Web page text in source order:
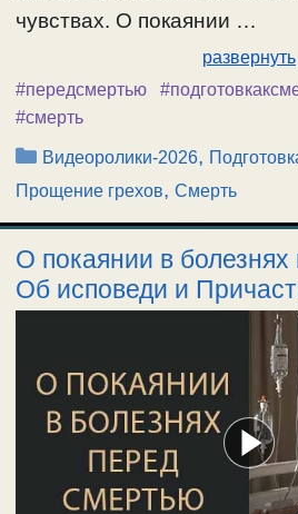
чувствах. О покаянии …
развернуть
#передсмертью
#смерть
Рубрики
Видеоролики-2026,
Прощение грехов, Смерть
О покаянии в
Об исповеди и